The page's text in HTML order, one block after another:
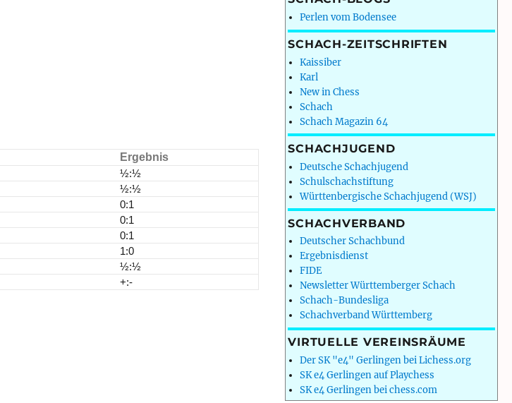
Ergebnis
½:½
½:½
0:1
0:1
0:1
1:0
½:½
+:-
Perlen vom Bodensee
SCHACH-ZEITSCHRIFTEN
Kaissiber
Karl
New in Chess
Schach
Schach Magazin 64
SCHACHJUGEND
Deutsche Schachjugend
Schulschachstiftung
Württenbergische Schachjugend (WSJ)
SCHACHVERBAND
Deutscher Schachbund
Ergebnisdienst
FIDE
Newsletter Württemberger Schach
Schach-Bundesliga
Schachverband Württemberg
VIRTUELLE VEREINSRÄUME
Der SK "e4" Gerlingen bei Lichess.org
SK e4 Gerlingen auf Playchess
SK e4 Gerlingen bei chess.com